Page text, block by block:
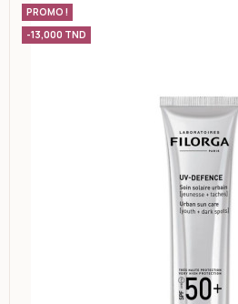
PROMO !
-13,000 TND